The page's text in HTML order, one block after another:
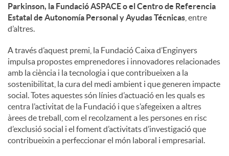
Parkinson, la Fundació ASPACE o el Centro de Referencia
Estatal de Autonomía Personal y Ayudas Técnicas , entre
d’altres.
A través d’aquest premi, la Fundació Caixa d’Enginyers
impulsa propostes emprenedores i innovadores relacionades
amb la ciència i la tecnologia i que contribueixen a la
sostenibilitat, la cura del medi ambient i que generen impacte
social. Totes aquestes són línies d’actuació en les quals es
centra l’activitat de la Fundació i que s’afegeixen a altres
àrees de treball, com el recolzament a les persones en risc
d’exclusió social i el foment d’activitats d’investigació que
contribueixin a perfeccionar el món laboral i empresarial.